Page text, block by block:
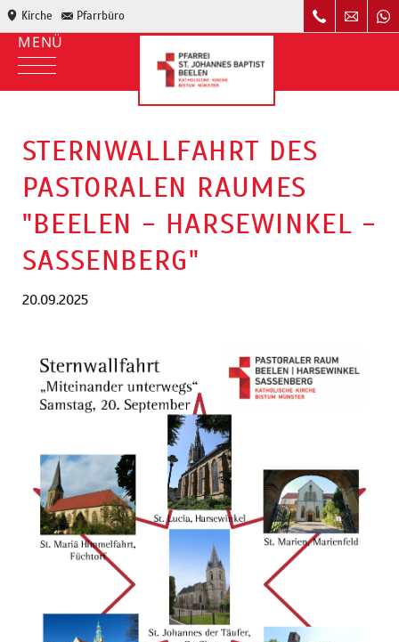
Kirche Pfarrbüro
STERNWALLFAHRT DES
PASTORALEN RAUMES
"BEELEN - HARSEWINKEL -
SASSENBERG"
20.09.2025